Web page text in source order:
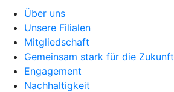
Über uns
Unsere Filialen
Mitgliedschaft
Gemeinsam stark für die Zukunft
Engagement
Nachhaltigkeit